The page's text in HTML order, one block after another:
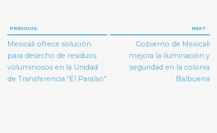
Navegación
de
entradas
PREVIOUS:
Mexicali ofrece solución
para desecho de residuos
voluminosos en la Unidad
de Transferencia “El Paraíso”
NEXT:
Gobierno de Mexicali
mejora la iluminación y
seguridad en la colonia
Balbuena